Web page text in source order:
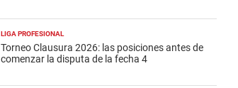
LIGA PROFESIONAL
Torneo Clausura 2026: las posiciones antes de
comenzar la disputa de la fecha 4